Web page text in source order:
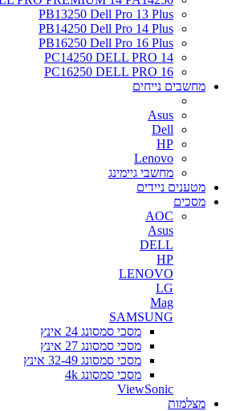
PB13250 Dell Pro 13 Plus
PB14250 Dell Pro 14 Plus
PB16250 Dell Pro 16 Plus
PC14250 DELL PRO 14
PC16250 DELL PRO 16
מחשבים נייחים
Asus
Dell
HP
Lenovo
מחשבי גיימינג
מטענים ניידים
מסכים
AOC
Asus
DELL
HP
LENOVO
LG
Mag
SAMSUNG
מסכי סמסונג 24 אינץ
מסכי סמסונג 27 אינץ
מסכי סמסונג 32-49 אינץ
מסכי סמסונג 4k
ViewSonic
מצלמות